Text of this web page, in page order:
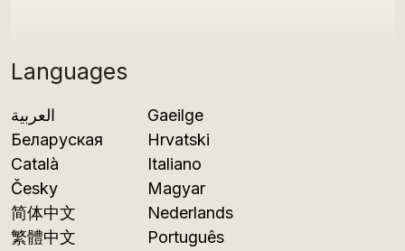
Languages
العربية
Беларуская
Català
Česky
简体中文
繁體中文
Gaeilge
Hrvatski
Italiano
Magyar
Nederlands
Português